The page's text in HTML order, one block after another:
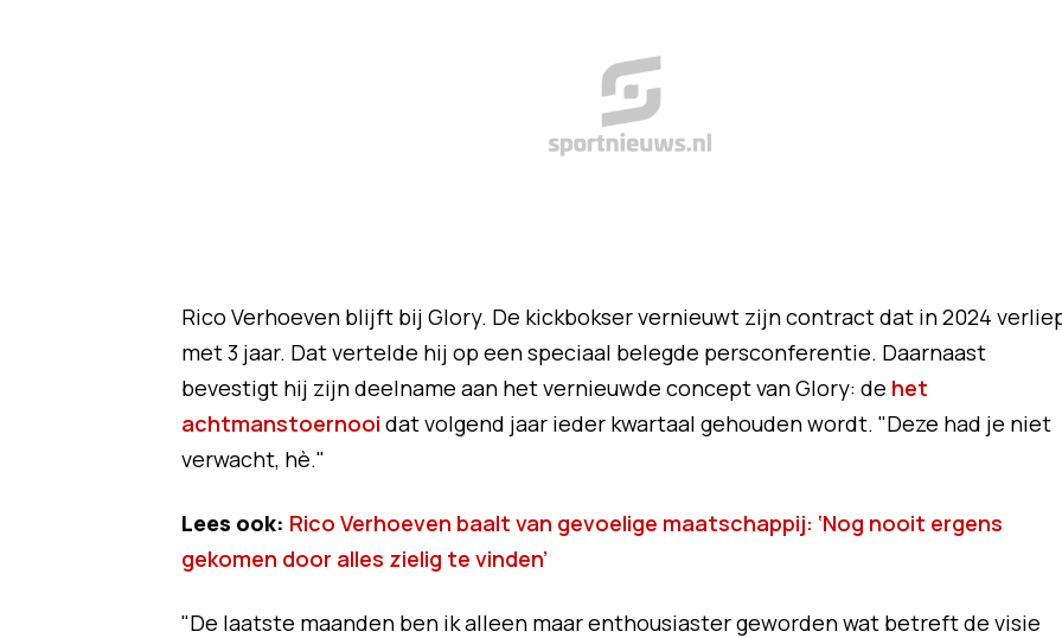
Rico Verhoeven blijft bij Glory. De kickbokser vernieuwt zijn contract dat in 2024
met 3 jaar. Dat vertelde hij op een speciaal belegde persconferentie. Daarnaast
bevestigt hij zijn deelname aan het vernieuwde concept van Glory: de het
achtmanstoernooi dat volgend jaar ieder kwartaal gehouden wordt. "Deze had je niet
verwacht, hè."
Lees ook: Rico Verhoeven baalt van gevoelige maatschappij: ‘Nog nooit ergens
gekomen door alles zielig te vinden’
"De laatste maanden ben ik alleen maar enthousiaster geworden wat betreft de visie